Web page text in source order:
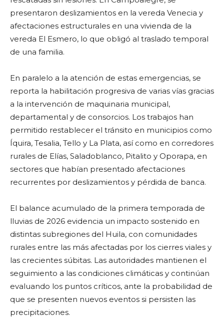
presentaron deslizamientos en la vereda Venecia y
afectaciones estructurales en una vivienda de la
vereda El Esmero, lo que obligó al traslado temporal
de una familia.
En paralelo a la atención de estas emergencias, se
reporta la habilitación progresiva de varias vías gracias
a la intervención de maquinaria municipal,
departamental y de consorcios. Los trabajos han
permitido restablecer el tránsito en municipios como
Íquira, Tesalia, Tello y La Plata, así como en corredores
rurales de Elías, Saladoblanco, Pitalito y Oporapa, en
sectores que habían presentado afectaciones
recurrentes por deslizamientos y pérdida de banca.
El balance acumulado de la primera temporada de
lluvias de 2026 evidencia un impacto sostenido en
distintas subregiones del Huila, con comunidades
rurales entre las más afectadas por los cierres viales y
las crecientes súbitas. Las autoridades mantienen el
seguimiento a las condiciones climáticas y continúan
evaluando los puntos críticos, ante la probabilidad de
que se presenten nuevos eventos si persisten las
precipitaciones.